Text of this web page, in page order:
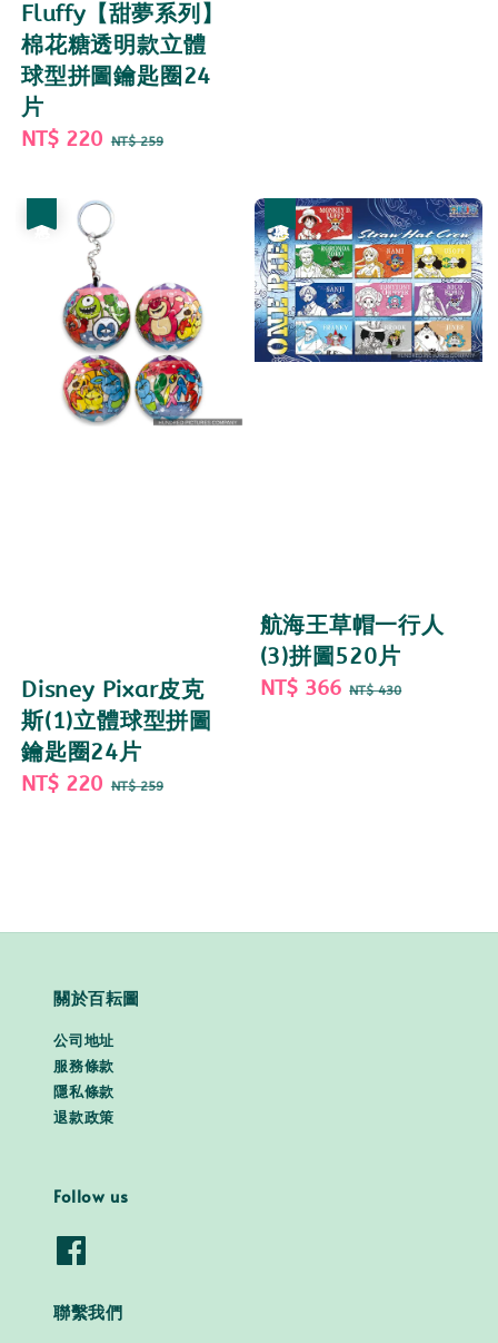
Fluffy【甜夢系列】
棉花糖透明款立體
球型拼圖鑰匙圈24
片
Sale
NT$ 220 Regular
NT$ 259
Disney Pixar皮克
斯(1)立體球型拼圖
鑰匙圈24片
Sale
NT$ 220 Regular
NT$ 259
航海王草帽一行人
(3)拼圖520片
Sale
NT$ 366 Regular
NT$ 430
關於百耘圖
公司地址
服務條款
隱私條款
退款政策
Follow us
聯繫我們